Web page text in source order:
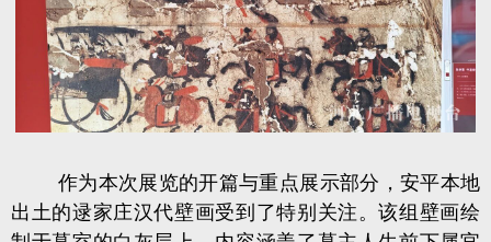
作为本次展览的开篇与重点展示部分，安平本地
出土的逯家庄汉代壁画受到了特别关注。该组壁画绘